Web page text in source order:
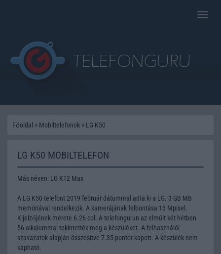
Toggle
Főoldal > Mobiltelefonok > LG K50
LG K50 MOBILTELEFON
Más néven: LG K12 Max
A LG K50 telefont 2019 február dátummal adta ki a LG. 3 GB MB
memóriával rendelkezik. A kamerájának felbontása 13 Mpixel.
Kijelzőjének mérete 6.26 col. A telefongurun az elmúlt két hétben
56 alkalommal tekintették meg a készüléket. A felhasználói
szavazatok alapján összesítve 7.35 pontot kapott. A készülék nem
kapható.